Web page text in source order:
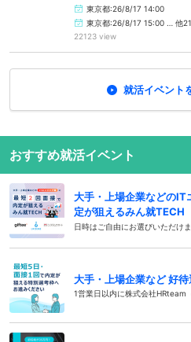
東京都:26/8/17 14:00
東京都:26/8/17 15:00 … 他
22123 view
就活イベント
おすすめ就活イベント
大手・上場企業などのIT
定が狙えるみん就TECH
日時はご自由にお選びいただけ
大手・上場企業など 好
1営業日以内に株式会社HRteam